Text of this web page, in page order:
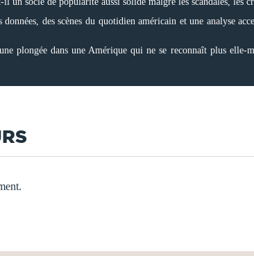
données, des scènes du quotidien américain et une analyse
plongée dans une Amérique qui ne se reconnaît plus